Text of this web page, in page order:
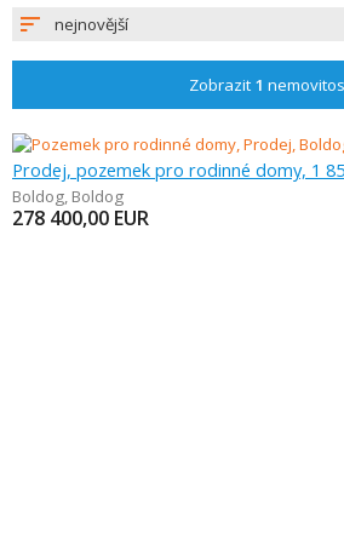
nejnovější
Zobrazit 1
Prodej, pozemek pro rodinné domy, 1
Boldog, Boldog
278 400,00 EUR